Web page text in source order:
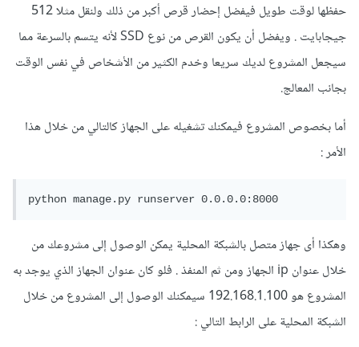
حفظها لوقت طويل فيفضل إحضار قرص أكبر من ذلك ولنقل مثلا 512
جيجابايت . ويفضل أن يكون القرص من نوع SSD لأنه يتسم بالسرعة مما
سيجعل المشروع لديك سريعا وخدم الكثير من الأشخاص في نفس الوقت
بجانب المعالج.
أما بخصوص المشروع فيمكنك تشغيله على الجهاز كالتالي من خلال هذا
الأمر:
وهكذا أى جهاز متصل بالشبكة المحلية يمكن الوصول إلى مشروعك من
خلال عنوان ip الجهاز ومن ثم المنفذ . فلو كان عنوان الجهاز الذي يوجد به
المشروع هو 192.168.1.100 سيمكنك الوصول إلى المشروع من خلال
الشبكة المحلية على الرابط التالي